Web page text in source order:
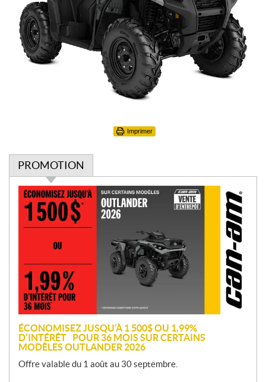
Imprimer
PROMOTION
P
m
o
n
ÉCONOMISEZ JUSQU’À 1 500$ OU 1,99%
D’INTÉRÊT POUR 36 MOIS SUR CERTAINS
MODÈLES OUTLANDER 2026
Offre valable du 1 août au 30 septembre.